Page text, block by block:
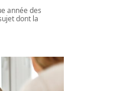
année des
dont la